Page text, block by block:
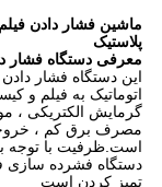
POLICY
پلاستیک
معرفی دستگاه فشار
این دستگاه فشار
اتوماتیک به فیلم و
گرمایش الکتریکی ،
است.ظرفیت با
دستگاه فشرده سازی
تمیز کردن است